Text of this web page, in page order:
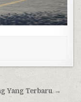
Yang Terbaru →